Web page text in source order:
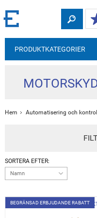
PRODUKTKATEGORIER
Hem Automatisering och kontroll
SORTERA EFTER:
Namn
BEGRÄNSAD ERBJUDANDE RABATT
TILL